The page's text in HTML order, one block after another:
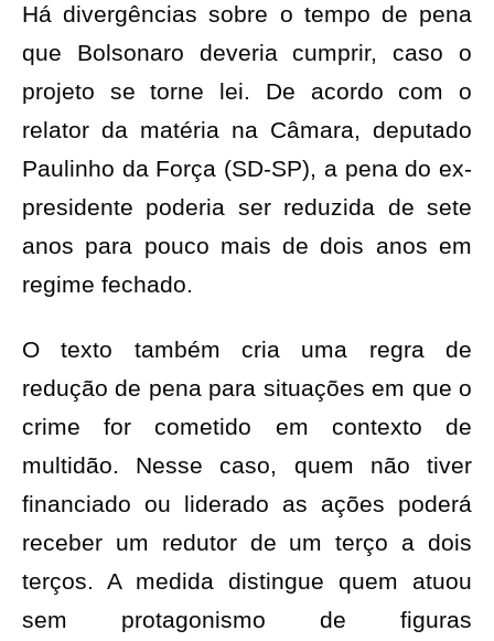
Há divergências sobre o tempo de pena
que Bolsonaro deveria cumprir, caso o
projeto se torne lei. De acordo com o
relator da matéria na Câmara, deputado
Paulinho da Força (SD-SP), a pena do ex-
presidente poderia ser reduzida de sete
anos para pouco mais de dois anos em
regime fechado.
O texto também cria uma regra de
redução de pena para situações em que o
crime for cometido em contexto de
multidão. Nesse caso, quem não tiver
financiado ou liderado as ações poderá
receber um redutor de um terço a dois
terços. A medida distingue quem atuou
sem protagonismo de figuras